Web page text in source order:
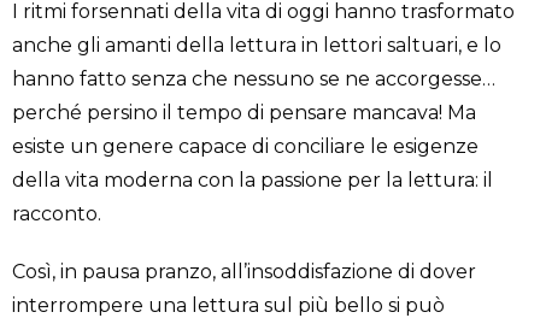
I ritmi forsennati della vita di oggi hanno trasformato
anche gli amanti della lettura in lettori saltuari, e lo
hanno fatto senza che nessuno se ne accorgesse…
perché persino il tempo di pensare mancava! Ma
esiste un genere capace di conciliare le esigenze
della vita moderna con la passione per la lettura: il
racconto.
Così, in pausa pranzo, all’insoddisfazione di dover
interrompere una lettura sul più bello si può